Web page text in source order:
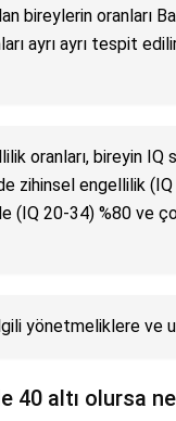
bireylerin oranları
ayrı ayrı tespit
oranları, bireyin
zihinsel engellilik
(IQ 20-34) %80 ve
yönetmeliklere ve
40 altı olursa